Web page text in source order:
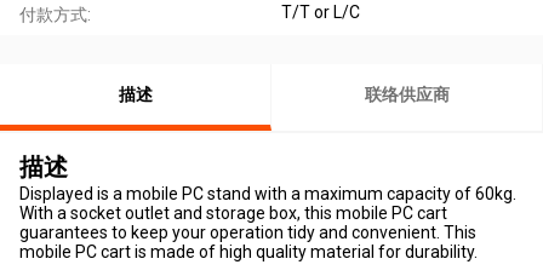
付款方式: T/T or L/C
描述 联络供应商
描述
Displayed is a mobile PC stand with a maximum capacity of 60kg.
With a socket outlet and storage box, this mobile PC cart
guarantees to keep your operation tidy and convenient. This
mobile PC cart is made of high quality material for durability.